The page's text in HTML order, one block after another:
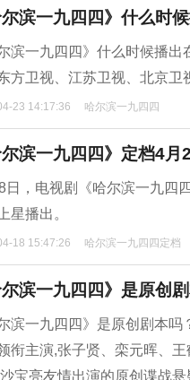
尔滨一九四四》什么时
尔滨一九四四》什么时候播
方卫视、江苏卫视、北京卫
23 14:17:36 哈尔滨一九四四
尔滨一九四四》定档4
日，电视剧《哈尔滨一九四
星播出。
18 15:47:26 哈尔滨一九四四定档
尔滨一九四四》是原创
尔滨一九四四》是原创剧本
衔主演,张子贤、栾元晖、
宝亮友情出演的原创谍战悬